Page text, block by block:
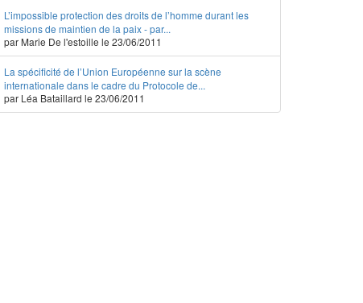
L’impossible protection des droits de l’homme durant les
missions de maintien de la paix - par...
par Marie De l'estoille le 23/06/2011
La spécificité de l’Union Européenne sur la scène
internationale dans le cadre du Protocole de...
par Léa Bataillard le 23/06/2011